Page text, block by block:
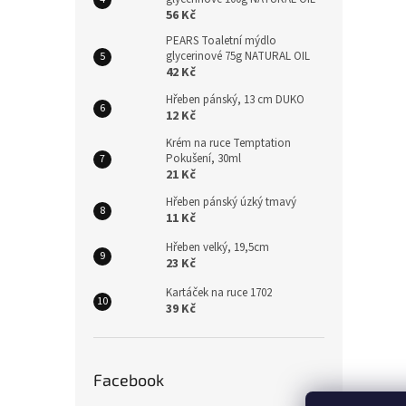
56 Kč
PEARS Toaletní mýdlo
glycerinové 75g NATURAL OIL
42 Kč
Hřeben pánský, 13 cm DUKO
12 Kč
Krém na ruce Temptation
Pokušení, 30ml
21 Kč
Hřeben pánský úzký tmavý
11 Kč
Hřeben velký, 19,5cm
23 Kč
Kartáček na ruce 1702
39 Kč
Facebook